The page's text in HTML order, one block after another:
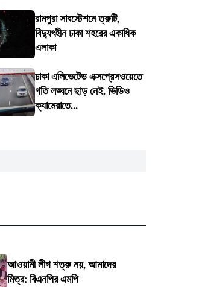
রামপুরা সাবস্টেশনে ত্রুটি,
বিদ্যুৎহীন ঢাকা শহরের একাধিক
এলাকা
ঢাকা এলিভেটেড এক্সপ্রেসওয়েতে
গতি লঙ্ঘনে ছাড় নেই, ভিডিও
ক্যামেরাতে...
আওয়ামী লীগ শত্রু নয়, আমাদের
মিত্র: বিএনপির এমপি